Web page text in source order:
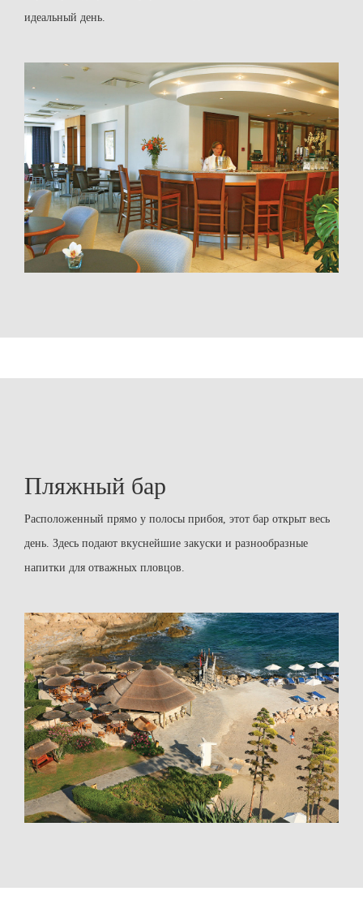
идеальный день.
Пляжный бар
Расположенный прямо у полосы прибоя, этот бар открыт весь
день. Здесь подают вкуснейшие закуски и разнообразные
напитки для отважных пловцов.